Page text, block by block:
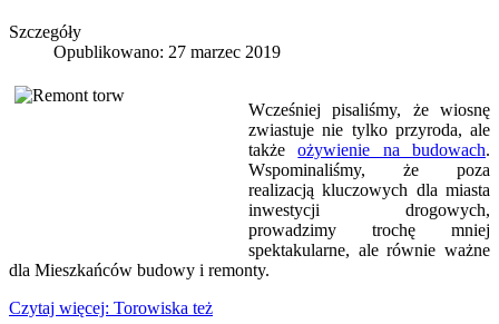
Szczegóły
Opublikowano: 27 marzec 2019
Wcześniej pisaliśmy, że wiosnę
zwiastuje nie tylko przyroda, ale
takżeożywienie na budowach.
Wspominaliśmy, że poza
realizacją kluczowych dla miasta
inwestycji drogowych,
prowadzimy trochę mniej
spektakularne, ale równie ważne
dla Mieszkańców budowy i remonty.
Czytaj więcej: Torowiska też